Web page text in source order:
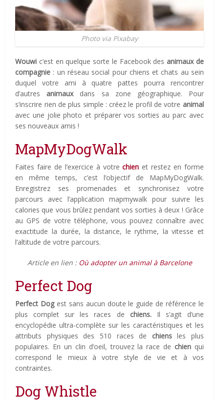
Photo via Pixabay
Wouwi c’est en quelque sorte le Facebook des animaux de
compagnie : un réseau social pour chiens et chats au sein
duquel votre ami à quatre pattes pourra rencontrer
d’autres animauxdans sa zone géographique. Pour
s’inscrire rien de plus simple : créez le profil de votre animal
avec une jolie photo et préparer vos sorties au parc avec
ses nouveaux amis !
MapMyDogWalk
Faites faire de l’exercice à votrechien et restez en forme
en même temps, c’est l’objectif de MapMyDogWalk.
Enregistrez ses promenades et synchronisez votre
parcours avec l’application mapmywalk pour suivre les
calories que vous brûlez pendant vos sorties à deux ! Grâce
au GPS de votre téléphone, vous pouvez connaître avec
exactitude la durée, la distance, le rythme, la vitesse et
l’altitude de votre parcours.
Article en lien : Où adopter un animal à Barcelone
Perfect Dog
Perfect Dogest sans aucun doute le guide de référence le
plus complet sur les races de chiens.Il s’agit d’une
encyclopédie ultra-complète sur les caractéristiques et les
attributs physiques des 510 races de chiensles plus
populaires. En un clin d’oeil, trouvez la race de chienqui
correspond le mieux à votre style de vie et à vos
contraintes.
Dog Whistle